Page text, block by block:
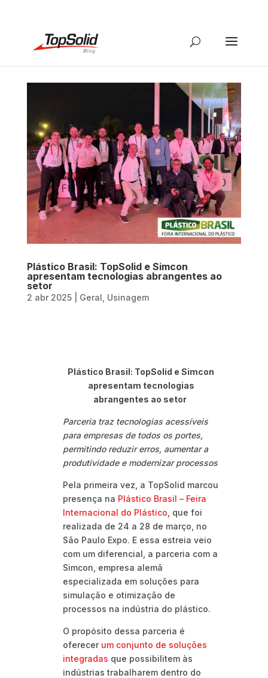
Plástico Brasil: TopSolid e Simcon
apresentam tecnologias abrangentes ao
setor
2 abr 2025| Geral Usinagem
Plástico Brasil: TopSolid e Simcon
apresentam tecnologias
abrangentes ao setor
Parceria traz tecnologias acessíveis
para empresas de todos os portes,
permitindo reduzir erros, aumentar a
produtividade e modernizar processos
Pela primeira vez, a TopSolid marcou
presença na Plástico Brasil – Feira
Internacional do Plástico , que foi
realizada de 24 a 28 de março, no
São Paulo Expo. E essa estreia veio
com um diferencial, a parceria com a
Simcon, empresa alemã
especializada em soluções para
simulação e otimização de
processos na indústria do plástico.
O propósito dessa parceria é
oferecer um conjunto de soluções
integradas que possibilitem às
indústrias trabalharem dentro do